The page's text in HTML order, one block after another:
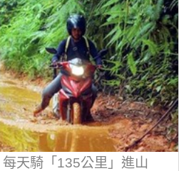
天騎「135公里」進山